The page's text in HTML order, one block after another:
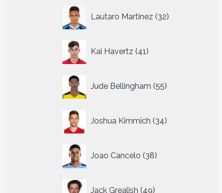
Lautaro Martinez 32
producten
Kai Havertz 41
producten
Jude Bellingham 55
producten
Joshua Kimmich 34
producten
Joao Cancelo 38
producten
Jack Grealish 49